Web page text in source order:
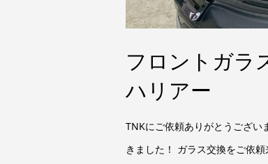
フロントガラ
ハリアー
TNKにご依頼ありがとうござい
きました！ ガラス交換をご依